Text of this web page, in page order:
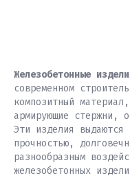
Железобетонные
современном
композитный
армирующие стержни,
Эти изделия выдаются
прочностью,
разнообразным
железобетонных